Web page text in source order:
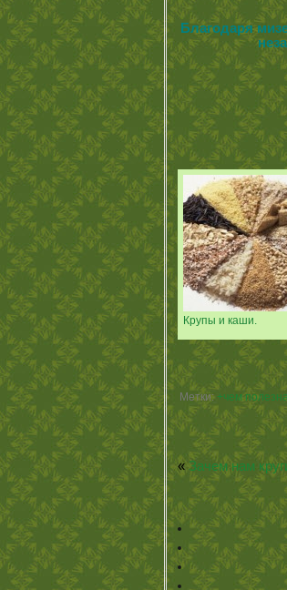
Благодаря
Крупы и каши.
Метки: +чем
«Зачем нам